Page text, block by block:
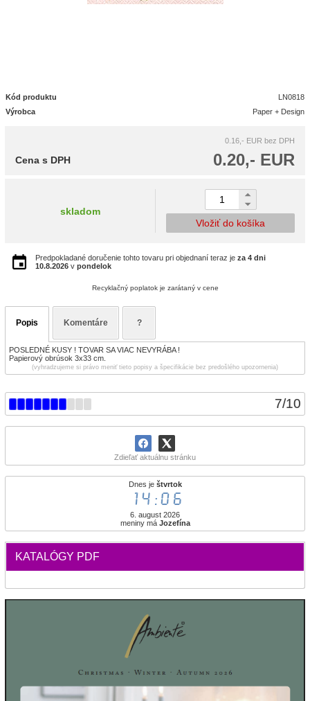
7/10
Zdieľať aktuálnu stránku
Dnes je štvrtok
14:06
6. august 2026
meniny má Jozefína
KATALÓGY PDF
Kód produktu
LN0818
Výrobca
Paper + Design
0.16,- EUR bez DPH
0.20,- EUR
Cena s DPH
skladom
Vložiť do košíka
Predpokladané doručenie tohto tovaru pri objednaní teraz je za 4 dni
10.8.2026 v pondelok
Recyklačný poplatok je zarátaný v cene
Popis Komentáre ?
POSLEDNÉ KUSY ! TOVAR SA VIAC NEVYRÁBA !
Papierový obrúsok 3x33 cm.
(vyhradzujeme si právo meniť tieto popisy a špecifikácie bez predošlého upozornenia)